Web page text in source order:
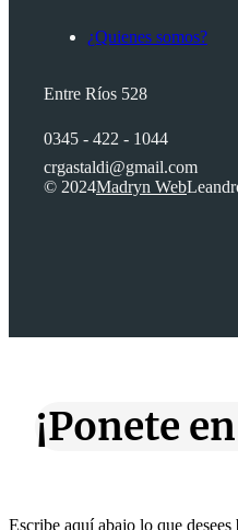
¿Quienes somos?
Entre Ríos 528
0345 - 422 - 1044
crgastaldi@gmail.com
© 2024Madryn Web
¡Ponete
Escribe aquí abajo lo que desees